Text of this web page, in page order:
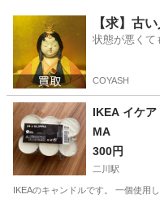
食器
【求】古
状態が悪くて
COYASH
IKEA イケ
MA
300円
二川駅
IKEAのキャンドルです。 一個使用